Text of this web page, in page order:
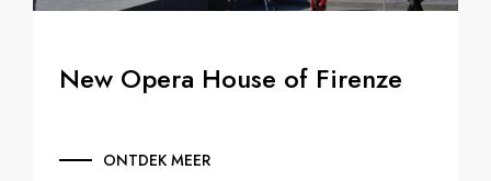
New Opera House of Firenze
ONTDEK MEER